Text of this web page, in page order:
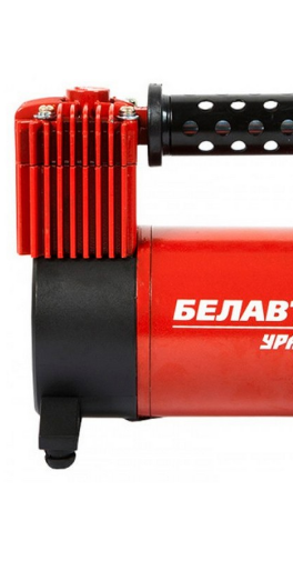
офиса